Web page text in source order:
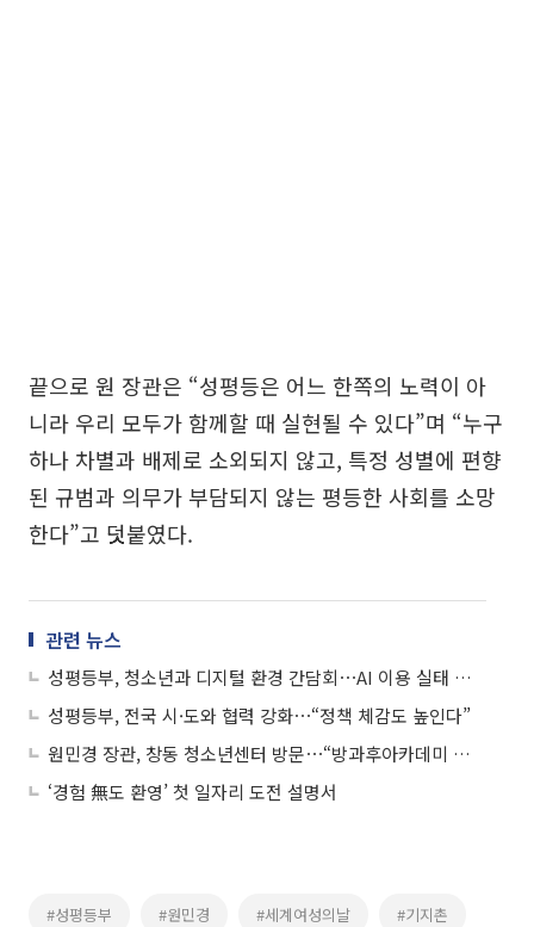
끝으로 원 장관은 “성평등은 어느 한쪽의 노력이 아
니라 우리 모두가 함께할 때 실현될 수 있다”며 “누구
하나 차별과 배제로 소외되지 않고, 특정 성별에 편향
된 규범과 의무가 부담되지 않는 평등한 사회를 소망
한다”고 덧붙였다.
관련 뉴스
성평등부, 청소년과 디지털 환경 간담회⋯AI 이용 실태 듣는다
성평등부, 전국 시·도와 협력 강화⋯“정책 체감도 높인다”
원민경 장관, 창동 청소년센터 방문⋯“방과후아카데미 지원 확대”
‘경험 無도 환영’ 첫 일자리 도전 설명서
#성평등부 #원민경 #세계여성의날 #기지촌